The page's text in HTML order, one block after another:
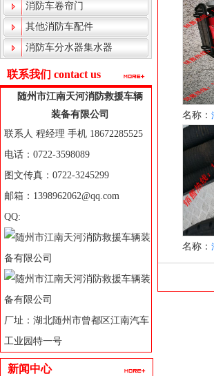
消防车卷帘门
其他消防车配件
消防车分水器集水器
联系我们 contact us
随州市江南天河消防救援车辆
装备有限公司
联系人 程经理 手机 18672285525
电话：0722-3598089
图文传真：0722-3245299
邮箱：1398962062@qq.com
QQ:
厂址：湖北随州市曾都区江南汽车
工业园特一号
新闻中心
名称：
名称：